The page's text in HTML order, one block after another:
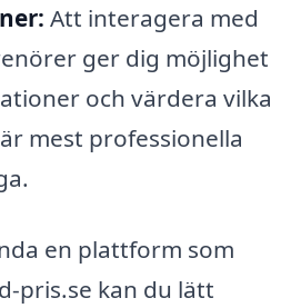
Att interagera med
ger dig möjlighet
och värdera vilka
mest professionella
en plattform som
pris.se kan du lätt